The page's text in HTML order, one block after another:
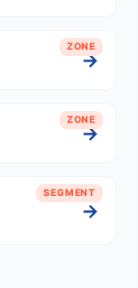
ZONE
→
ZONE
→
SEGMENT
→